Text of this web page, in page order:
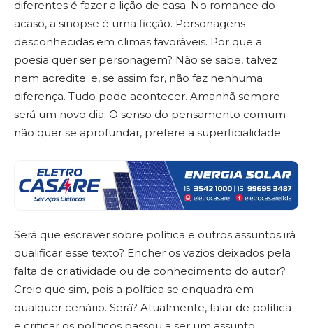
diferentes é fazer a lição de casa. No romance do
acaso, a sinopse é uma ficção. Personagens
desconhecidas em climas favoráveis. Por que a
poesia quer ser personagem? Não se sabe, talvez
nem acredite; e, se assim for, não faz nenhuma
diferença. Tudo pode acontecer. Amanhã sempre
será um novo dia. O senso do pensamento comum
não quer se aprofundar, prefere a superficialidade.
Será que escrever sobre política e outros assuntos irá
qualificar esse texto? Encher os vazios deixados pela
falta de criatividade ou de conhecimento do autor?
Creio que sim, pois a política se enquadra em
qualquer cenário. Será? Atualmente, falar de política